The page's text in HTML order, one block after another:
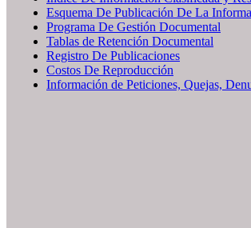
Esquema De Publicación De La
Programa De Gestión Documental
Tablas de Retención Documental
Registro De Publicaciones
Costos De Reproducción
Información de Peticiones, Quejas,